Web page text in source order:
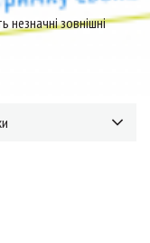
незначні зовнішні